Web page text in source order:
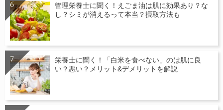
管理栄養士に聞く！えごま油は肌に効果あり？な
し？シミが消えるって本当？摂取方法も
栄養士に聞く！「白米を食べない」のは肌に良
い？悪い？メリット&デメリットを解説